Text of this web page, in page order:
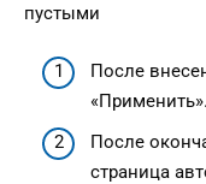
пустыми
После
После
страница